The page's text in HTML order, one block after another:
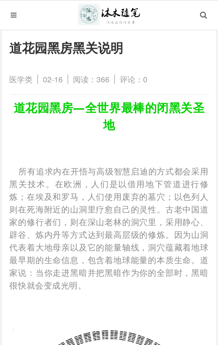
道花园黑房黑关说明
医学类 02-16 阅读：366 评论：0
道花园黑房—全世界最棒的闭黑关圣
地
所有追求内在开悟与高级智慧启迪的方式都会采用
黑关技术。在欧洲，人们是以借用地下管道进行修
炼；在埃及和罗马，人们使用废弃的墓穴；以色列人
则在死海附近的山洞里疗愈自己的灵性。古老中国道
家的修行者们，则在深山老林的洞穴里，采用静心、
辟谷、炼内丹等方式达到最高层级的修炼。因为山洞
代表着大地母亲以及它的能量轴线，洞穴蕴藏着地球
最早期的生命信息，包含着地球能量的本质生命。道
家说：当你走进黑暗并把黑暗作为你的全部时，黑暗
很快就会变成光明。